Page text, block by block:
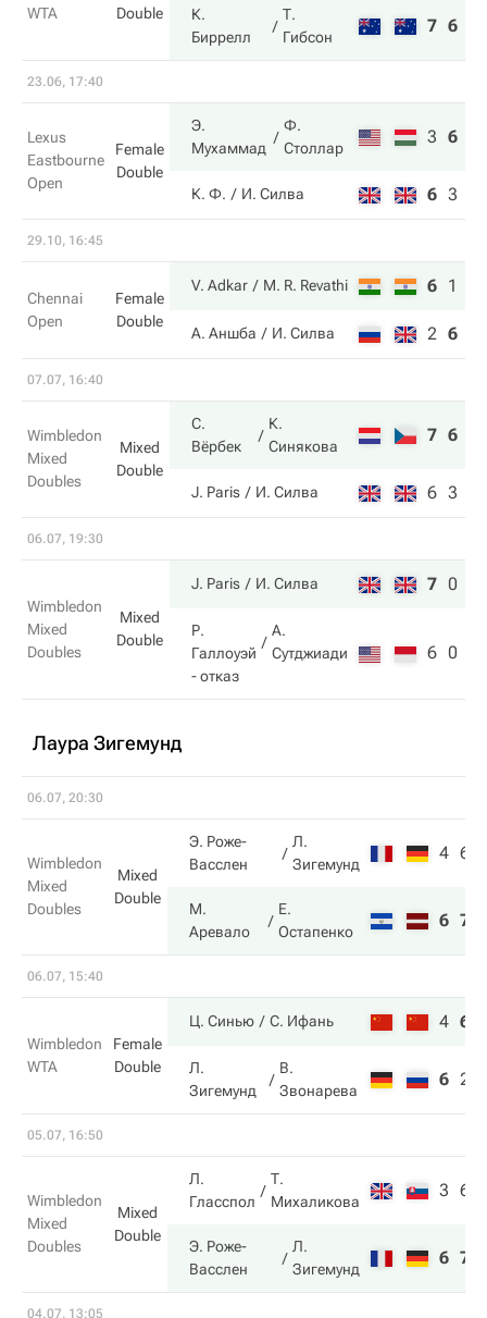
WTA
Double
К.
Биррелл
Т.
Гибсон
7 6
23.06, 17:40
Lexus
Eastbourne
Open
Female
Double
Э.
Мухаммад
Ф.
Столлар
3 6
К. Ф. И. Силва 6 3
29.10, 16:45
Chennai
Open
Female
Double
V. Adkar M. R. Revathi 6 1
А. Аншба И. Силва 2 6
07.07, 16:40
Wimbledon
Mixed
Doubles
Mixed
Double
С.
Вёрбек
К.
Синякова
7 6
J. Paris И. Силва 6 3
06.07, 19:30
Wimbledon
Mixed
Doubles
Mixed
Double
J. Paris И. Силва 7 0
Р.
Галлоуэй
А.
Сутджиади
- отказ
6 0
Лаура Зигемунд
06.07, 20:30
Wimbledon
Mixed
Doubles
Mixed
Double
Э. Роже-
Васслен
Л.
Зигемунд
4 6
М.
Аревало
Е.
Остапенко
6 7
06.07, 15:40
Wimbledon
WTA
Female
Double
Ц. Синью С. Ифань 4 6
Л.
Зигемунд
В.
Звонарева
6 2
05.07, 16:50
Wimbledon
Mixed
Doubles
Mixed
Double
Л.
Гласспол
Т.
Михаликова
3 6
Э. Роже-
Васслен
Л.
Зигемунд
6 7
04.07, 13:05